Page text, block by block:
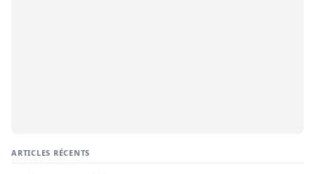
ARTICLES RÉCENTS